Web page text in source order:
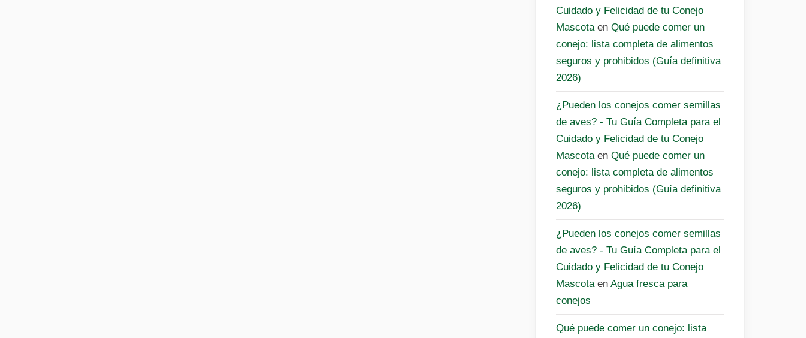
Cuidado y Felicidad de tu Conejo
Mascota en Qué puede comer un
conejo: lista completa de alimentos
seguros y prohibidos (Guía definitiva
2026)
¿Pueden los conejos comer semillas
de aves? - Tu Guía Completa para el
Cuidado y Felicidad de tu Conejo
Mascota en Qué puede comer un
conejo: lista completa de alimentos
seguros y prohibidos (Guía definitiva
2026)
¿Pueden los conejos comer semillas
de aves? - Tu Guía Completa para el
Cuidado y Felicidad de tu Conejo
Mascota en Agua fresca para
conejos
Qué puede comer un conejo: lista